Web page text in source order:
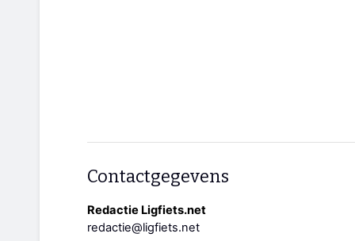
Contactgegevens
Redactie Ligfiets.net
redactie@ligfiets.net